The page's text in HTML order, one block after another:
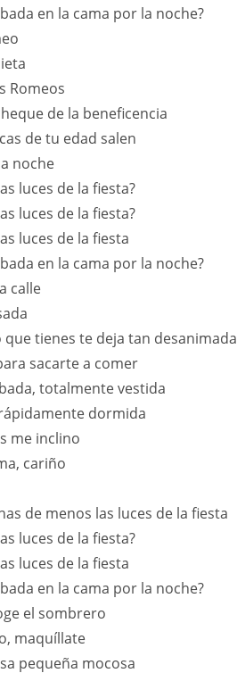
en la cama por la noche?
Romeos
de la beneficencia
de tu edad salen
noche
luces de la fiesta?
luces de la fiesta?
luces de la fiesta
en la cama por la noche?
calle
que tienes te deja tan desanimada
sacarte a comer
totalmente vestida
dormida
me inclino
cariño
de menos las luces de la fiesta
luces de la fiesta?
luces de la fiesta
en la cama por la noche?
el sombrero
maquíllate
pequeña mocosa